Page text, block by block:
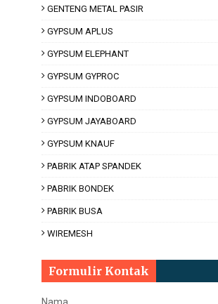
GENTENG METAL PASIR
GYPSUM APLUS
GYPSUM ELEPHANT
GYPSUM GYPROC
GYPSUM INDOBOARD
GYPSUM JAYABOARD
GYPSUM KNAUF
PABRIK ATAP SPANDEK
PABRIK BONDEK
PABRIK BUSA
WIREMESH
Formulir Kontak
Nama